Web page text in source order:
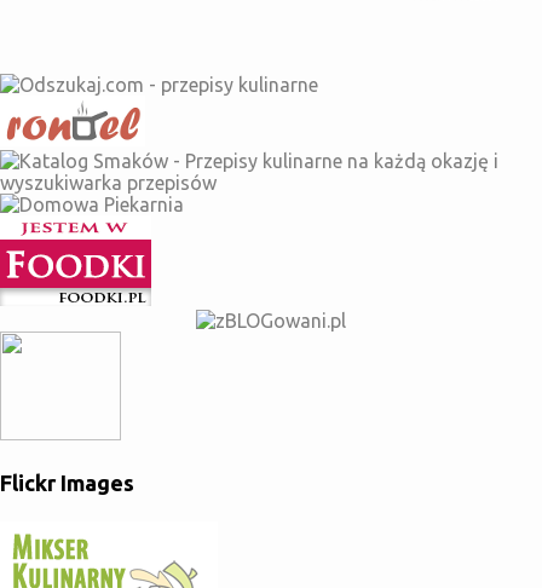
warzywa i ser pokrojone w drobniejszą kostkę(można dodać tez
kielbase, szynkę lub pieczarki- na imprezę super). Przekładamy
do form na muffinki i pieczemy 20 minut w 180 stopniach z
termoobiegiem.
Flickr Images